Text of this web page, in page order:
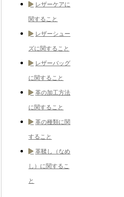
レザーケアに
関すること
レザーシュー
ズに関すること
レザーバッグ
に関すること
革の加工方法
に関すること
革の種類に関
すること
革鞣し（なめ
し）に関するこ
と